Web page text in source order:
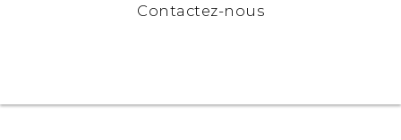
Contactez-nous